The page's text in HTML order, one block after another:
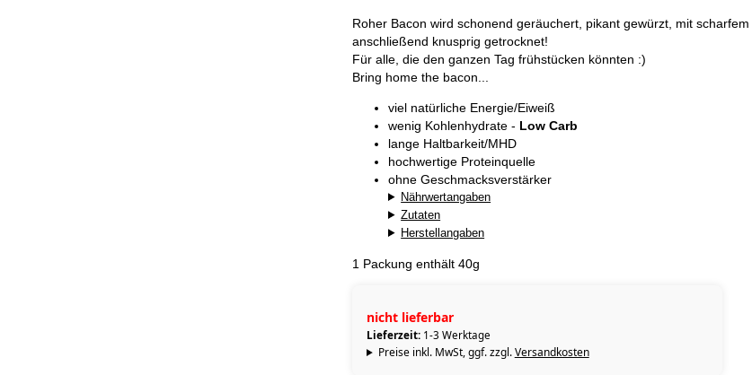
Roher Bacon wird schonend geräuchert, pikant gewürzt, mit
anschließend knusprig getrocknet!
Für alle, die den ganzen Tag frühstücken könnten :)
Bring home the bacon...
viel natürliche Energie/Eiweiß
wenig Kohlenhydrate - Low Carb
lange Haltbarkeit/MHD
hochwertige Proteinquelle
ohne Geschmacksverstärker
Nährwertangaben
Zutaten
Herstellangaben
1 Packung enthält 40g
nicht lieferbar
Lieferzeit: 1-3 Werktage
Preise inkl. MwSt, ggf. zzgl.Versandkosten